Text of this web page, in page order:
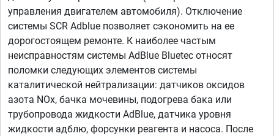
управления двигателем автомобиля). Отключение
системы SCR Adblue позволяет сэкономить на ее
дорогостоящем ремонте. К наиболее частым
неисправностям системы AdBlue Bluetec относят
поломки следующих элементов системы
каталитической нейтрализации: датчиков оксидов
азота NOx, бачка мочевины, подогрева бака или
трубопровода жидкости AdBlue, датчика уровня
жидкости адблю, форсунки реагента и насоса. После